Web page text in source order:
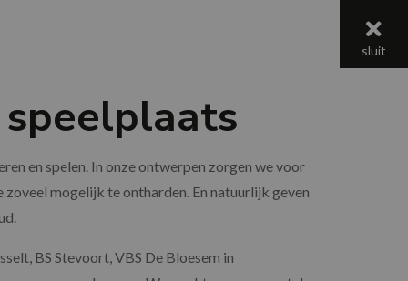
menu
sluit
en spelen. In onze ontwerpen zorgen we voor
mogelijk te ontharden. En natuurlijk geven
BS Stevoort, VBS De Bloesem in